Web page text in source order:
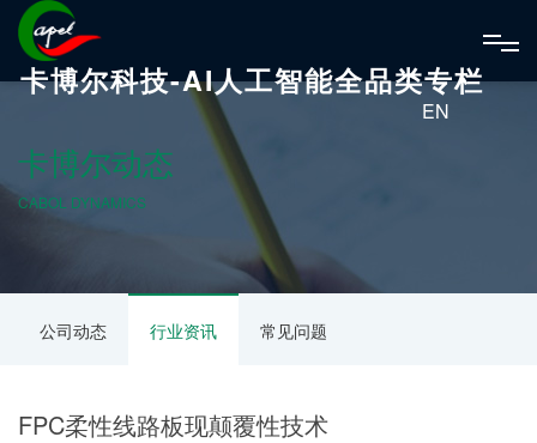
卡博尔科技-AI人工智能全品类专栏
EN
卡博尔动态
CABOL DYNAMICS
公司动态 行业资讯 常见问题
FPC柔性线路板现颠覆性技术